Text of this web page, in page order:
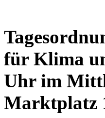
für Klima
Uhr im
Marktplatz